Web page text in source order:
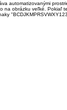
automatizovanými
na obrázku veľké. Pokiaľ